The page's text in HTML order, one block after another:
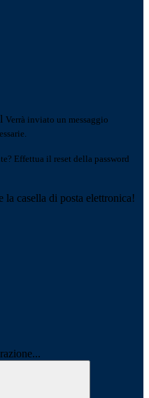
Verrà inviato un messaggio
Effettua il reset della password
casella di posta elettronica!